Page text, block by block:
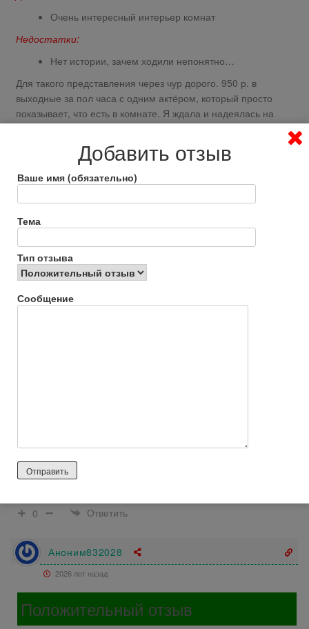
Очень интересный интерьер комнат
Недостатки:
Нет истории, зачем ходили непонятно…
Для такого представления через чур дорого. 950 р. в
выходные за пол часа с одним актёром, который просто
показывает, что есть в комнате. Я ждала и надеялась на
кульминацию, а оказалось просто экскурсия по комнатам. За
стенами кто-то верещал, актёр сказал, что это привидения.
Но мы их так и не дождались…
0
Ответить
Аноним818811
2026 лет назад
Положительный отзыв
продумано до мелочей. Сказки от 0-12л сам выбираешь
0
Ответить
Аноним832028
2026 лет назад
Положительный отзыв
Добавить отзыв
Ваше имя (обязательно)
Тема
Тип отзыва
Сообщение